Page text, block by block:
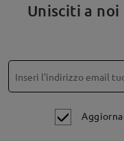
La finitura
Unisciti a